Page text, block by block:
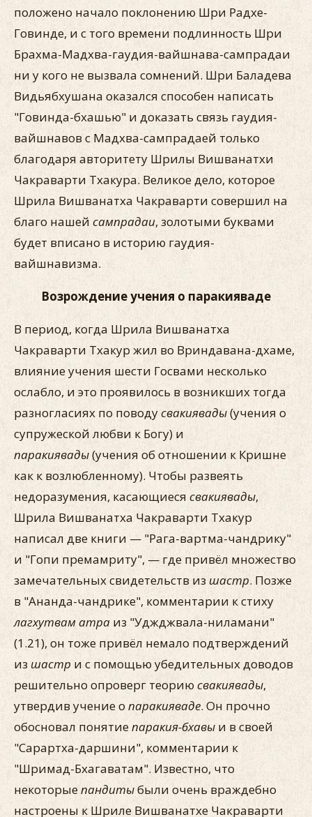
положено начало поклонению Шри Радхе-
Говинде, и с того времени подлинность Шри
Брахма-Мадхва-гаудия-вайшнава-сампрадаи
ни у кого не вызвала сомнений. Шри Баладева
Видьябхушана оказался способен написать
"Говинда-бхашью" и доказать связь гаудия-
вайшнавов с Мадхва-сампрадаей только
благодаря авторитету Шрилы Вишванатхи
Чакраварти Тхакура. Великое дело, которое
Шрила Вишванатха Чакраварти совершил на
благо нашей сампрадаи, золотыми буквами
будет вписано в историю гаудия-
вайшнавизма.
Возрождение учения о паракияваде
В период, когда Шрила Вишванатха
Чакраварти Тхакур жил во Вриндавана-дхаме,
влияние учения шести Госвами несколько
ослабло, и это проявилось в возникших тогда
разногласиях по поводусвакиявады(учения о
супружеской любви к Богу) и
паракиявады(учения об отношении к Кришне
как к возлюбленному). Чтобы развеять
недоразумения, касающиеся свакиявады,
Шрила Вишванатха Чакраварти Тхакур
написал две книги — "Рага-вартма-чандрику"
и "Гопи премамриту", — где привёл множество
замечательных свидетельств из шастр. Позже
в "Ананда-чандрике", комментарии к стиху
лагхутвам атра из "Уджджвала-ниламани"
(1.21), он тоже привёл немало подтверждений
из шастр и с помощью убедительных доводов
решительно опроверг теориюсвакиявады,
утвердив учение опаракияваде. Он прочно
обосновал понятиепаракия-бхавы и в своей
"Сарартха-даршини", комментарии к
"Шримад-Бхагаватам". Известно, что
некоторыепандитыбыли очень враждебно
настроены к Шриле Вишванатхе Чакраварти